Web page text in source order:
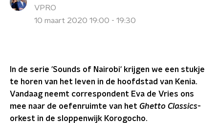
VPRO
10 maart 2020 19:00 - 19:30
In de serie 'Sounds of Nairobi' krijgen we een stukje
te horen van het leven in de hoofdstad van Kenia.
Vandaag neemt correspondent Eva de Vries ons
mee naar de oefenruimte van het Ghetto Classics-
orkest in de sloppenwijk Korogocho.